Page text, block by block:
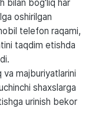
bilan bog‘liq har
oshirilgan
telefon raqami,
taqdim etishda
majburiyatlarini
shaxslarga
urinish bekor